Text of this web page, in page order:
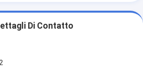
Di Contatto